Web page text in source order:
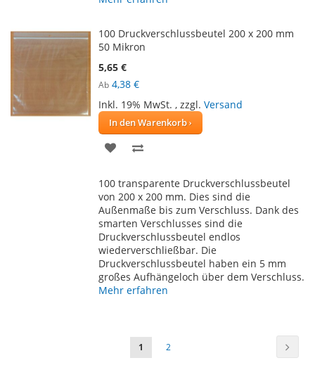
100 Druckverschlussbeutel 200 x 200 mm
50 Mikron
5,65 €
Ab 4,38 €
Inkl. 19% MwSt. , zzgl. Versand
In den Warenkorb
ZUR
HINZUFÜGEN
HINZUFÜGEN
100 transparente Druckverschlussbeutel
von 200 x 200 mm. Dies sind die
Außenmaße bis zum Verschluss. Dank des
smarten Verschlusses sind die
Druckverschlussbeutel endlos
wiederverschließbar. Die
Druckverschlussbeutel haben ein 5 mm
großes Aufhängeloch über dem Verschluss.
Mehr erfahren
Seite
Sie
1 Seite
2